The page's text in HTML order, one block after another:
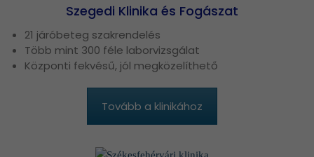
Szegedi Klinika és Fogászat
21 járóbeteg szakrendelés
Több mint 300 féle laborvizsgálat
Központi fekvésű, jól megközelíthető
Tovább a klinikához